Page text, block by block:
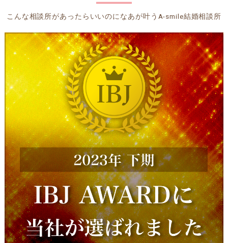
こんな相談所があったらいいのになあが叶うA-smile結婚相談所